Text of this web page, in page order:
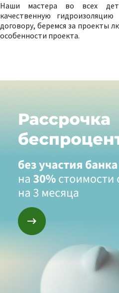
Наши мастера во всех
качественную
договору, беремся за проекты
особенности проекта.